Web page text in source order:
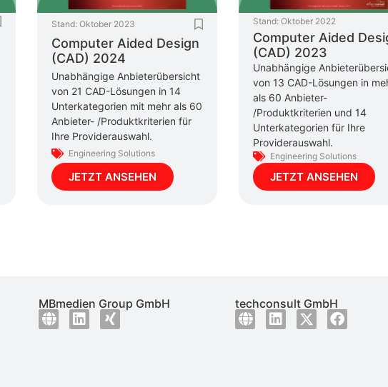
Stand: Oktober 2023
Computer Aided Design
(CAD) 2024
Unabhängige Anbieterübersicht
von 21 CAD-Lösungen in 14
Unterkategorien mit mehr als 60
Anbieter- /Produktkriterien für
Ihre Providerauswahl.
Engineering Solutions
JETZT ANSEHEN
Stand: Oktober 2022
Computer Aided
(CAD) 2023
Unabhängige
von 13 CAD-Lösungen in
als 60 Anbieter-
/Produktkriterien und 14
Unterkategorien für Ihre
Providerauswahl.
Engineering Solutions
JETZT ANSEHEN
MBmedien Group GmbH techconsult GmbH